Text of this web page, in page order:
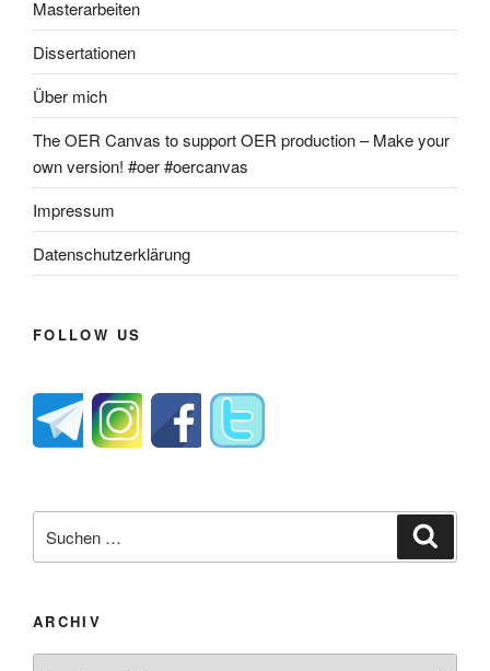
Masterarbeiten
Dissertationen
Über mich
The OER Canvas to support OER production – Make your
own version! #oer #oercanvas
Impressum
Datenschutzerklärung
FOLLOW US
nach:
ARCHIV